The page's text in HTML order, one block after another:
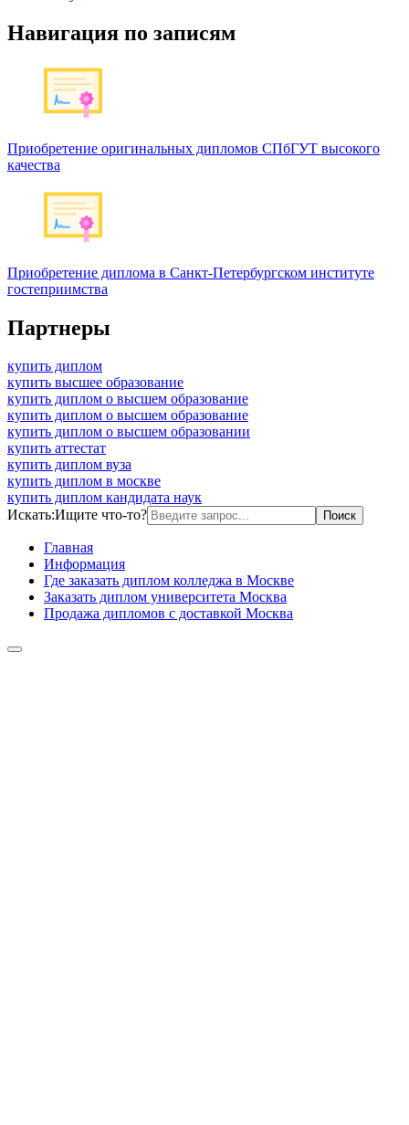
Навигация по записям
Приобретение оригинальных дипломов СПбГУТ высокого
качества
Приобретение диплома в Санкт-Петербургском институте
гостеприимства
Партнеры
купить диплом
купить высшее образование
купить диплом о высшем образование
купить диплом о высшем образование
купить диплом о высшем образовании
купить аттестат
купить диплом вуза
купить диплом в москве
купить диплом кандидата наук
Искать:Ищите что-то?
Главная
Информация
Где заказать диплом колледжа в Москве
Заказать диплом университета Москва
Продажа дипломов с доставкой Москва